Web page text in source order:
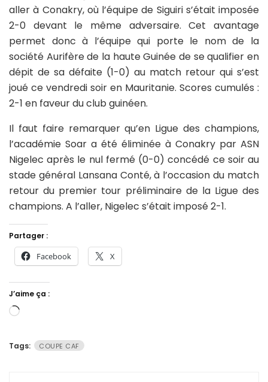
aller à Conakry, où l’équipe de Siguiri s’était imposée
2-0 devant le même adversaire. Cet avantage
permet donc à l’équipe qui porte le nom de la
société Aurifère de la haute Guinée de se qualifier en
dépit de sa défaite (1-0) au match retour qui s’est
joué ce vendredi soir en Mauritanie. Scores cumulés :
2-1 en faveur du club guinéen.
Il faut faire remarquer qu’en Ligue des champions,
l’académie Soar a été éliminée à Conakry par ASN
Nigelec après le nul fermé (0-0) concédé ce soir au
stade général Lansana Conté, à l’occasion du match
retour du premier tour préliminaire de la Ligue des
champions. A l’aller, Nigelec s’était imposé 2-1.
Partager :
Facebook X
J’aime ça :
Chargement…
Tags: COUPE CAF